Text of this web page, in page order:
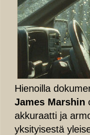
Hienoilla
James Marshin
akkuraatti ja
yksityisestä